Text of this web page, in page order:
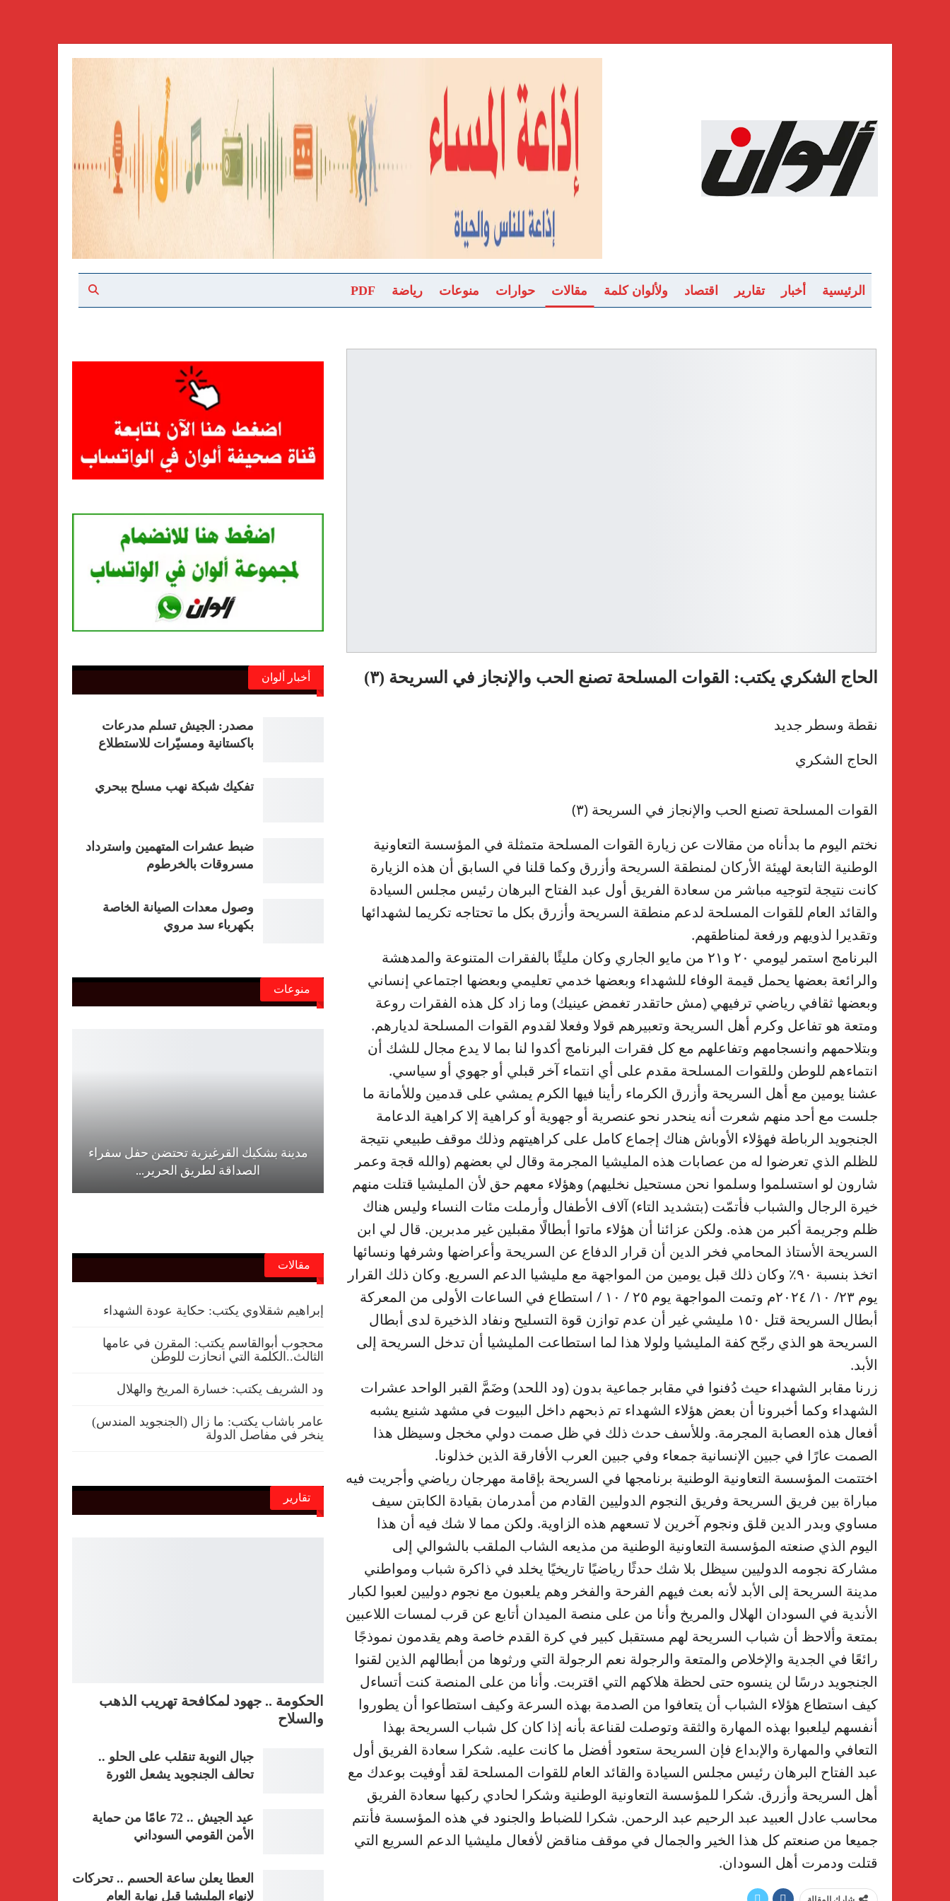
الرئيسية أخبار تقارير اقتصاد ولألوان كلمة مقالات حوارات منوعات رياضة PDF
الحاج الشكري يكتب: القوات المسلحة تصنع الحب والإنجاز في السريحة (٣)
نقطة وسطر جديد
الحاج الشكري
القوات المسلحة تصنع الحب والإنجاز في السريحة (٣)
نختم اليوم ما بدأناه من مقالات عن زيارة القوات المسلحة متمثلة في المؤسسة التعاونية
الوطنية التابعة لهيئة الأركان لمنطقة السريحة وأزرق وكما قلنا في السابق أن هذه الزيارة
كانت نتيجة لتوجيه مباشر من سعادة الفريق أول عبد الفتاح البرهان رئيس مجلس السيادة
والقائد العام للقوات المسلحة لدعم منطقة السريحة وأزرق بكل ما تحتاجه تكريما لشهدائها
وتقديرا لذويهم ورفعة لمناطقهم.
البرنامج استمر ليومي ٢٠ و٢١ من مايو الجاري وكان مليئًا بالفقرات المتنوعة والمدهشة
والرائعة بعضها يحمل قيمة الوفاء للشهداء وبعضها خدمي تعليمي وبعضها اجتماعي إنساني
وبعضها ثقافي رياضي ترفيهي (مش حاتقدر تغمض عينيك) وما زاد كل هذه الفقرات روعة
ومتعة هو تفاعل وكرم أهل السريحة وتعبيرهم قولا وفعلا لقدوم القوات المسلحة لديارهم.
وبتلاحمهم وانسجامهم وتفاعلهم مع كل فقرات البرنامج أكدوا لنا بما لا يدع مجال للشك أن
انتماءهم للوطن وللقوات المسلحة مقدم على أي انتماء آخر قبلي أو جهوي أو سياسي.
عشنا يومين مع أهل السريحة وأزرق الكرماء رأينا فيها الكرم يمشي على قدمين وللأمانة ما
جلست مع أحد منهم شعرت أنه ينحدر نحو عنصرية أو جهوية أو كراهية إلا كراهية الدعامة
الجنجويد الرباطة فهؤلاء الأوباش هناك إجماع كامل على كراهيتهم وذلك موقف طبيعي نتيجة
للظلم الذي تعرضوا له من عصابات هذه المليشيا المجرمة وقال لي بعضهم (والله قجة وعمر
شارون لو استسلموا وسلموا نحن مستحيل نخليهم) وهؤلاء معهم حق لأن المليشيا قتلت منهم
خيرة الرجال والشباب فأتمّت (بتشديد التاء) آلاف الأطفال وأرملت مئات النساء وليس هناك
ظلم وجريمة أكبر من هذه. ولكن عزائنا أن هؤلاء ماتوا أبطالًا مقبلين غير مدبرين. قال لي ابن
السريحة الأستاذ المحامي فخر الدين أن قرار الدفاع عن السريحة وأعراضها وشرفها ونسائها
اتخذ بنسبة ٩٠٪ وكان ذلك قبل يومين من المواجهة مع مليشيا الدعم السريع. وكان ذلك القرار
يوم ٢٣/ ١٠/ ٢٠٢٤م وتمت المواجهة يوم ٢٥ / ١٠ / استطاع في الساعات الأولى من المعركة
أبطال السريحة قتل ١٥٠ مليشي غير أن عدم توازن قوة التسليح ونفاد الذخيرة لدى أبطال
السريحة هو الذي رجّح كفة المليشيا ولولا هذا لما استطاعت المليشيا أن تدخل السريحة إلى
الأبد.
زرنا مقابر الشهداء حيث دُفنوا في مقابر جماعية بدون (ود اللحد) وضَمَّ القبر الواحد عشرات
الشهداء وكما أخبرونا أن بعض هؤلاء الشهداء تم ذبحهم داخل البيوت في مشهد شنيع يشبه
أفعال هذه العصابة المجرمة. وللأسف حدث ذلك في ظل صمت دولي مخجل وسيظل هذا
الصمت عارًا في جبين الإنسانية جمعاء وفي جبين العرب الأفارقة الذين خذلونا.
اختتمت المؤسسة التعاونية الوطنية برنامجها في السريحة بإقامة مهرجان رياضي وأجريت فيه
مباراة بين فريق السريحة وفريق النجوم الدوليين القادم من أمدرمان بقيادة الكابتن سيف
مساوي وبدر الدين قلق ونجوم آخرين لا تسعهم هذه الزاوية. ولكن مما لا شك فيه أن هذا
اليوم الذي صنعته المؤسسة التعاونية الوطنية من مذيعه الشاب الملقب بالشوالي إلى
مشاركة نجومه الدوليين سيظل بلا شك حدثًا رياضيًا تاريخيًا يخلد في ذاكرة شباب ومواطني
مدينة السريحة إلى الأبد لأنه بعث فيهم الفرحة والفخر وهم يلعبون مع نجوم دوليين لعبوا لكبار
الأندية في السودان الهلال والمريخ وأنا من على منصة الميدان أتابع عن قرب لمسات اللاعبين
بمتعة وألاحظ أن شباب السريحة لهم مستقبل كبير في كرة القدم خاصة وهم يقدمون نموذجًا
رائعًا في الجدية والإخلاص والمتعة والرجولة نعم الرجولة التي ورثوها من أبطالهم الذين لقنوا
الجنجويد درسًا لن ينسوه حتى لحظة هلاكهم التي اقتربت. وأنا من على المنصة كنت أتساءل
كيف استطاع هؤلاء الشباب أن يتعافوا من الصدمة بهذه السرعة وكيف استطاعوا أن يطوروا
أنفسهم ليلعبوا بهذه المهارة والثقة وتوصلت لقناعة بأنه إذا كان كل شباب السريحة بهذا
التعافي والمهارة والإبداع فإن السريحة ستعود أفضل ما كانت عليه. شكرا سعادة الفريق أول
عبد الفتاح البرهان رئيس مجلس السيادة والقائد العام للقوات المسلحة لقد أوفيت بوعدك مع
أهل السريحة وأزرق. شكرا للمؤسسة التعاونية الوطنية وشكرا لحادي ركبها سعادة الفريق
محاسب عادل العبيد عبد الرحيم عبد الرحمن. شكرا للضباط والجنود في هذه المؤسسة فأنتم
جميعا من صنعتم كل هذا الخير والجمال في موقف مناقض لأفعال مليشيا الدعم السريع التي
قتلت ودمرت أهل السودان.
أخبار ألوان
مصدر: الجيش تسلم مدرعات
باكستانية ومسيّرات للاستطلاع
تفكيك شبكة نهب مسلح ببحري
ضبط عشرات المتهمين واسترداد
مسروقات بالخرطوم
وصول معدات الصيانة الخاصة
بكهرباء سد مروي
منوعات
مدينة بشكيك القرغيزية تحتضن حفل سفراء
الصداقة لطريق الحرير…
مقالات
إبراهيم شقلاوي يكتب: حكاية عودة الشهداء
محجوب أبوالقاسم يكتب: المقرن في عامها
الثالث..الكلمة التي انحازت للوطن
ود الشريف يكتب: خسارة المريخ والهلال
عامر باشاب يكتب: ما زال (الجنجويد المندس)
ينخر في مفاصل الدولة
تقارير
الحكومة .. جهود لمكافحة تهريب الذهب
والسلاح
جبال النوبة تنقلب على الحلو ..
تحالف الجنجويد يشعل الثورة
عيد الجيش .. 72 عامًا من حماية
الأمن القومي السوداني
العطا يعلن ساعة الحسم .. تحركات
لإنهاء المليشيا قبل نهاية العام